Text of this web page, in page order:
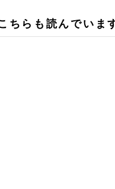
ちらも読んでいま